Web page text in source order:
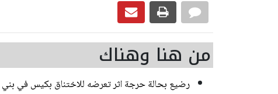
من هنا وهناك
رضيع بحالة حرجة اثر تعرضه للاختناق بكيس في بني